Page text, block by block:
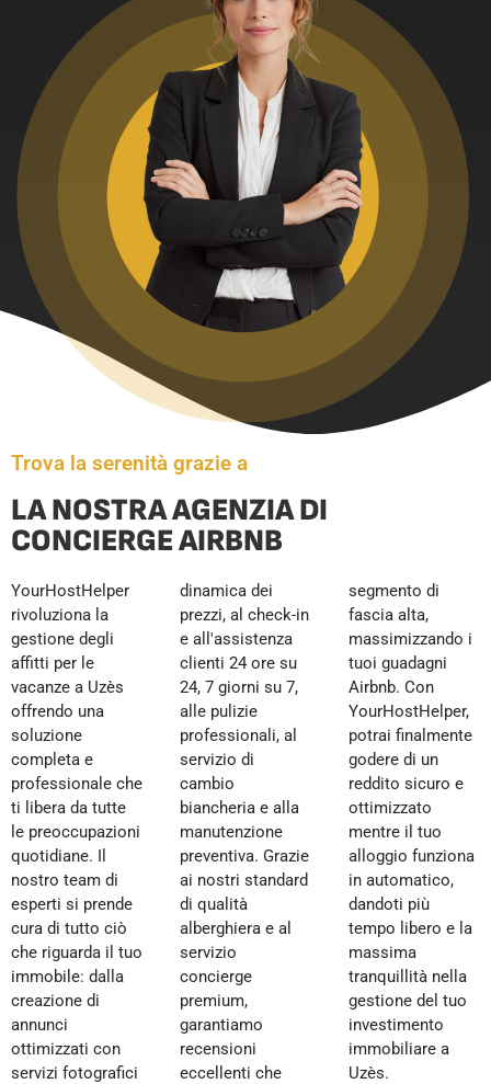
Trova la serenità grazie a
LA NOSTRA AGENZIA DI
CONCIERGE AIRBNB
YourHostHelper
rivoluziona la
gestione degli
affitti per le
vacanze a Uzès
offrendo una
soluzione
completa e
professionale che
ti libera da tutte
le preoccupazioni
quotidiane. Il
nostro team di
esperti si prende
cura di tutto ciò
che riguarda il tuo
immobile: dalla
creazione di
annunci
ottimizzati con
servizi fotografici
dinamica dei
prezzi, al check-in
e all'assistenza
clienti 24 ore su
24, 7 giorni su 7,
alle pulizie
professionali, al
servizio di
cambio
biancheria e alla
manutenzione
preventiva. Grazie
ai nostri standard
di qualità
alberghiera e al
servizio
concierge
premium,
garantiamo
recensioni
eccellenti che
segmento di
fascia alta,
massimizzando i
tuoi guadagni
Airbnb. Con
YourHostHelper,
potrai finalmente
godere di un
reddito sicuro e
ottimizzato
mentre il tuo
alloggio funziona
in automatico,
dandoti più
tempo libero e la
massima
tranquillità nella
gestione del tuo
investimento
immobiliare a
Uzès.